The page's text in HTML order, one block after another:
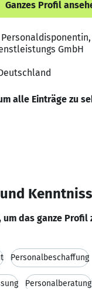
Ganzes Profil
GmbH
alle Einträge zu
um das ganze Profil
Personalbeschaffung
Personalberatung